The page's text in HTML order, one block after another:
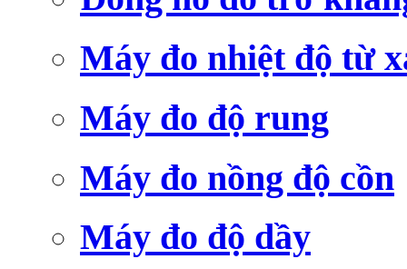
Máy đo nhiệt độ từ
Máy đo độ rung
Máy đo nồng độ cồn
Máy đo độ dầy